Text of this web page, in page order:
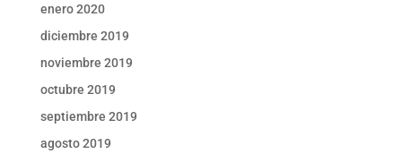
enero 2020
diciembre 2019
noviembre 2019
octubre 2019
septiembre 2019
agosto 2019